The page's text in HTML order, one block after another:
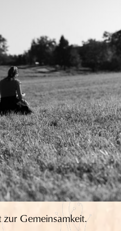
Gemeinsamkeit.